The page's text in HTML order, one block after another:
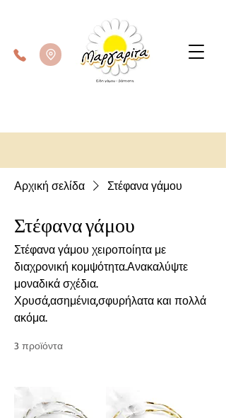
Αρχική σελίδα Στέφανα γάμου
Στέφανα γάμου
Στέφανα γάμου χειροποίητα με
διαχρονική κομψότητα.Ανακαλύψτε
μοναδικά σχέδια.
Χρυσά,ασημένια,σφυρήλατα και πολλά
ακόμα.
3 προϊόντα